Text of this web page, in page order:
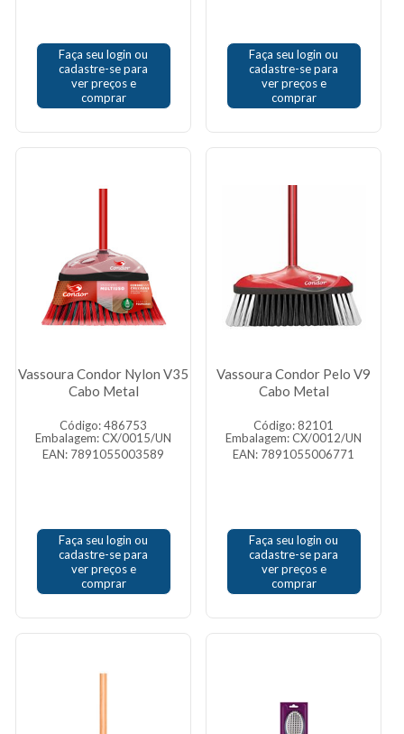
Faça seu login ou
cadastre-se para
ver preços e
comprar
Faça seu login ou
cadastre-se para
ver preços e
comprar
Vassoura Condor Nylon V35
Cabo Metal
Código: 486753
Embalagem: CX/0015/UN
EAN: 7891055003589
Faça seu login ou
cadastre-se para
ver preços e
comprar
Vassoura Condor Pelo V9
Cabo Metal
Código: 82101
Embalagem: CX/0012/UN
EAN: 7891055006771
Faça seu login ou
cadastre-se para
ver preços e
comprar